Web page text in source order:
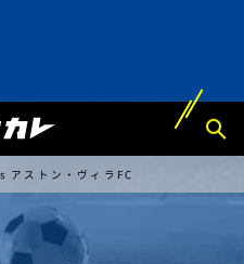
アストン・ヴィラFC